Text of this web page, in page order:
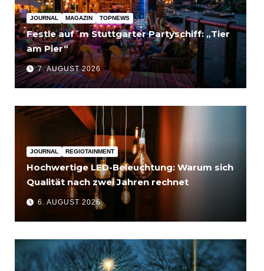
JOURNAL MAGAZIN TOPNEWS
Festle auf´m Stuttgarter Partyschiff: „Tier
am Pier“
7. AUGUST 2026
JOURNAL REGIOTAINMENT
Hochwertige LED-Beleuchtung: Warum sich
Qualität nach zwei Jahren rechnet
6. AUGUST 2026